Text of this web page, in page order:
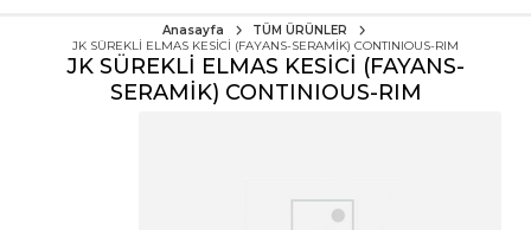
Anasayfa
TÜM ÜRÜNLER
JK SÜREKLİ ELMAS KESİCİ (FAYANS-SERAMİK) CONTINIOUS-RIM
JK SÜREKLİ ELMAS KESİCİ (FAYANS-
SERAMİK) CONTINIOUS-RIM